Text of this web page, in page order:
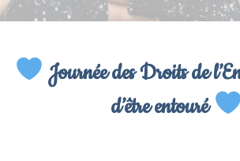
Journée des Droits de
d’être entouré